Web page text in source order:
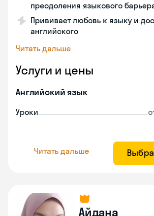
преодоления языкового
Прививает любовь к языку и
английского
Читать дальше
Услуги и цены
Английский язык
Уроки
Читать дальше
Айдана